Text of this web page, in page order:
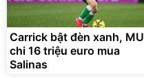
Carrick bật đèn xanh, MU
chi 16 triệu euro mua
Salinas